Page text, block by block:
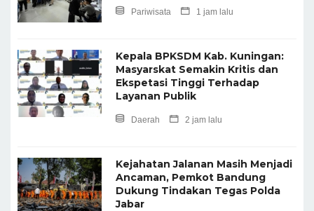
Pariwisata 1 jam lalu
Kepala BPKSDM Kab. Kuningan:
Masyarskat Semakin Kritis dan
Ekspetasi Tinggi Terhadap
Layanan Publik
Daerah 2 jam lalu
Kejahatan Jalanan Masih Menjadi
Ancaman, Pemkot Bandung
Dukung Tindakan Tegas Polda
Jabar